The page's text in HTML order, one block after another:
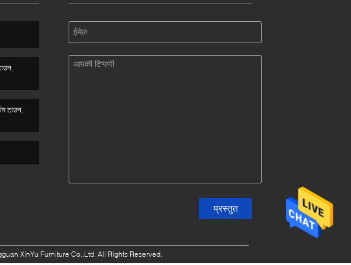
टाउन,
XinYu Furniture Co.,Ltd. All Rights Reserved.